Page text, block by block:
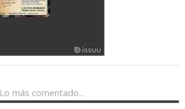
Lo más comentado...